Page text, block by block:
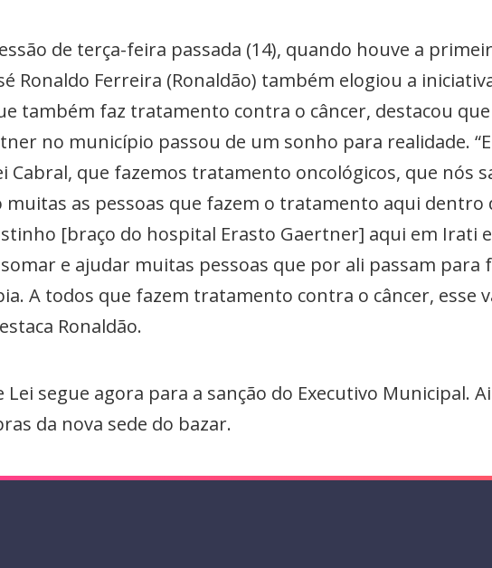
de terça-feira passada (14), quando houve a
Ronaldo Ferreira (Ronaldão) também elogiou a
também faz tratamento contra o câncer, destacou
no município passou de um sonho para realidade.
Cabral, que fazemos tratamento oncológicos, que nós
muitas as pessoas que fazem o tratamento aqui
[braço do hospital Erasto Gaertner] aqui em Irati
e ajudar muitas pessoas que por ali passam para
A todos que fazem tratamento contra o câncer, esse
Ronaldão.
Lei segue agora para a sanção do Executivo Municipal.
da nova sede do bazar.